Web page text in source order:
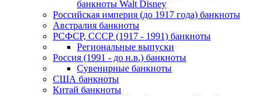
банкноты Walt Disney
Российская империя (до 1917 года) банкноты
Австралия банкноты
РСФСР, СССР (1917 - 1991) банкноты
Региональные выпуски
Россия (1991 - до н.в.) банкноты
Сувенирные банкноты
США банкноты
Китай банкноты